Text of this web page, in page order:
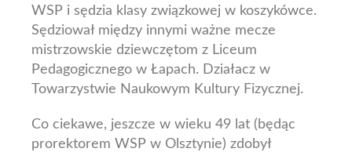
WSP i sędzia klasy związkowej w koszykówce.
Sędziował między innymi ważne mecze
mistrzowskie dziewczętom z Liceum
Pedagogicznego w Łapach. Działacz w
Towarzystwie Naukowym Kultury Fizycznej.
Co ciekawe, jeszcze w wieku 49 lat (będąc
prorektorem WSP w Olsztynie) zdobył